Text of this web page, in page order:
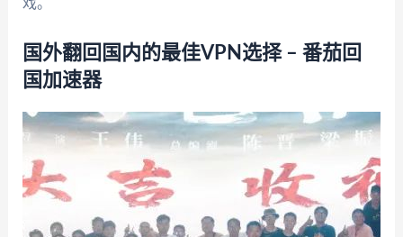
戏。
国外翻回国内的最佳VPN选择 – 番茄回
国加速器